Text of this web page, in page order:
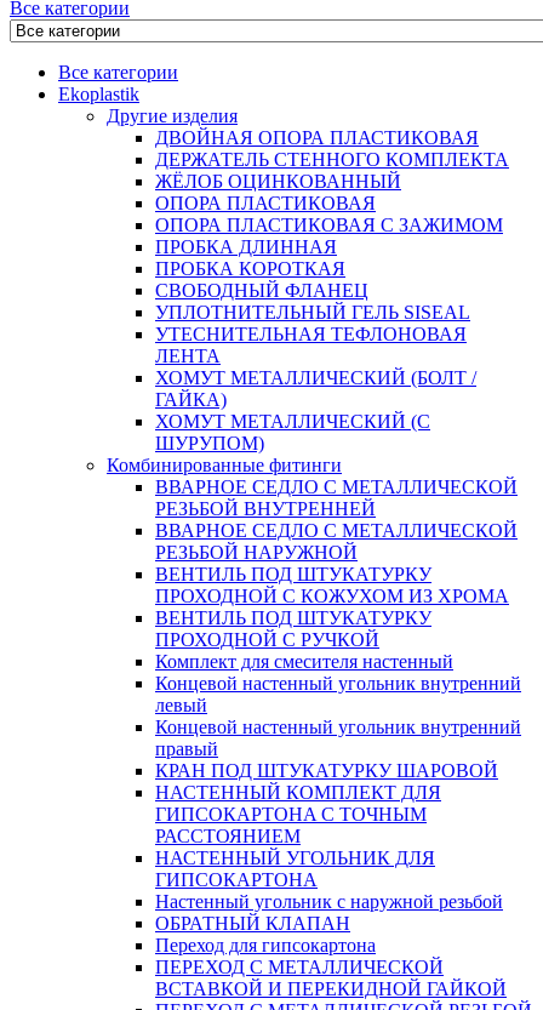
Все категории
Все категории
Ekoplastik
Другие изделия
ДВОЙНАЯ ОПОРА ПЛАСТИКОВАЯ
ДЕРЖАТЕЛЬ СТЕННОГО КОМПЛЕКТА
ЖЁЛОБ ОЦИНКОВАННЫЙ
ОПОРА ПЛАСТИКОВАЯ
ОПОРА ПЛАСТИКОВАЯ С ЗАЖИМОМ
ПРОБКА ДЛИННАЯ
ПРОБКА КОРОТКАЯ
СВОБОДНЫЙ ФЛАНЕЦ
УПЛОТНИТЕЛЬНЫЙ ГЕЛЬ SISEAL
УТЕСНИТЕЛЬНАЯ ТЕФЛОНОВАЯ
ЛЕНТА
ХОМУТ МЕТАЛЛИЧЕСКИЙ (БОЛТ /
ГАЙКА)
ХОМУТ МЕТАЛЛИЧЕСКИЙ (С
ШУРУПОМ)
Комбинированные фитинги
ВВАРНОЕ СЕДЛО С МЕТАЛЛИЧЕСКОЙ
РЕЗЬБОЙ ВНУТРЕННЕЙ
ВВАРНОЕ СЕДЛО С МЕТАЛЛИЧЕСКОЙ
РЕЗЬБОЙ НАРУЖНОЙ
ВЕНТИЛЬ ПОД ШТУКАТУРКУ
ПРОХОДНОЙ С КОЖУХОМ ИЗ ХРОМА
ВЕНТИЛЬ ПОД ШТУКАТУРКУ
ПРОХОДНОЙ С РУЧКОЙ
Комплект для смесителя настенный
Концевой настенный угольник внутренний
левый
Концевой настенный угольник внутренний
правый
КРАН ПОД ШТУКАТУРКУ ШАРОВОЙ
НАСТЕННЫЙ КОМПЛЕКТ ДЛЯ
ГИПСОКАРТОНA С ТОЧНЫМ
РАССТОЯНИЕМ
НАСТЕННЫЙ УГОЛЬНИК ДЛЯ
ГИПСОКАРТОНА
Настенный угольник с наружной резьбой
ОБРАТНЫЙ КЛАПАН
Переход для гипсокартона
ПЕРЕХОД С МЕТАЛЛИЧЕСКОЙ
ВСТАВКОЙ И ПЕРЕКИДНОЙ ГАЙКОЙ